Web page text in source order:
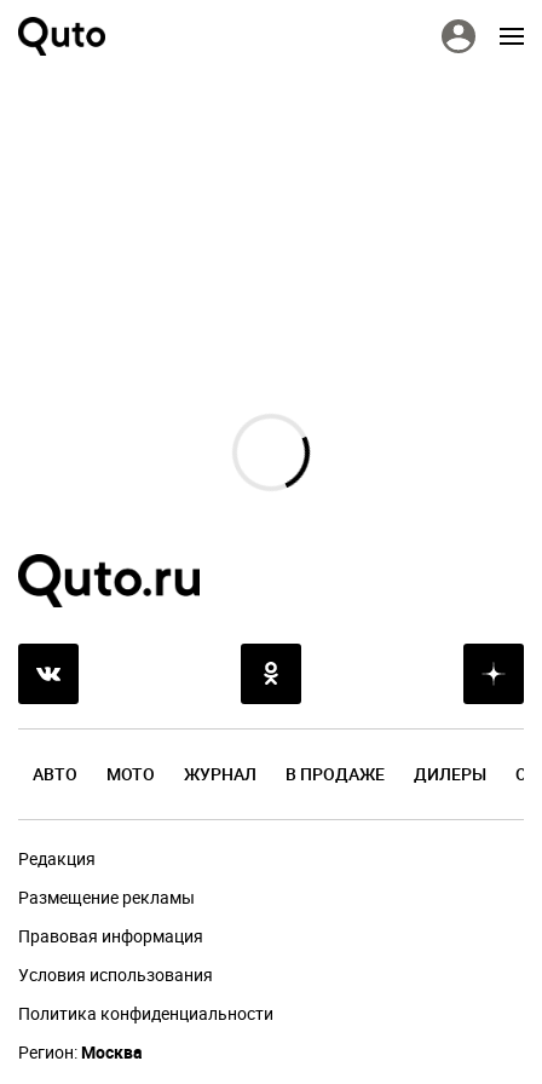
АВТО МОТО ЖУРНАЛ В ПРОДАЖЕ ДИЛЕРЫ
Редакция
Размещение рекламы
Правовая информация
Условия использования
Политика конфиденциальности
Регион:Москва